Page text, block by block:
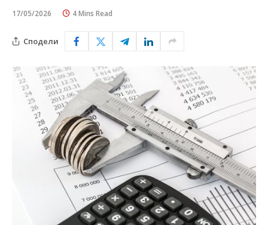
17/05/2026 4 Mins Read
Сподели